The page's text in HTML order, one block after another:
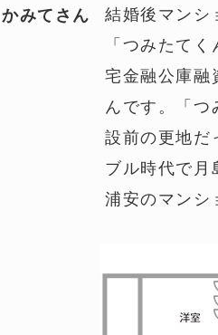
かみてさん
結婚後マンシ
「つみたて
宅金融公庫融
んです。「
設前の更地だ
ブル時代で月
浦安のマンシ